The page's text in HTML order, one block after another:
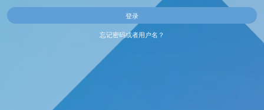
忘记密码或者用户名？